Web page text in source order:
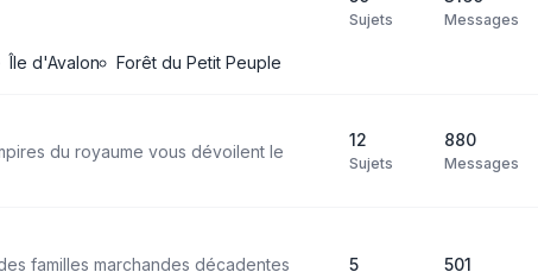
Île d'Avalon Forêt du Petit Peuple
Sujets Messages
du royaume vous dévoilent le
12
Sujets
880
Messages
familles marchandes décadentes
5 501